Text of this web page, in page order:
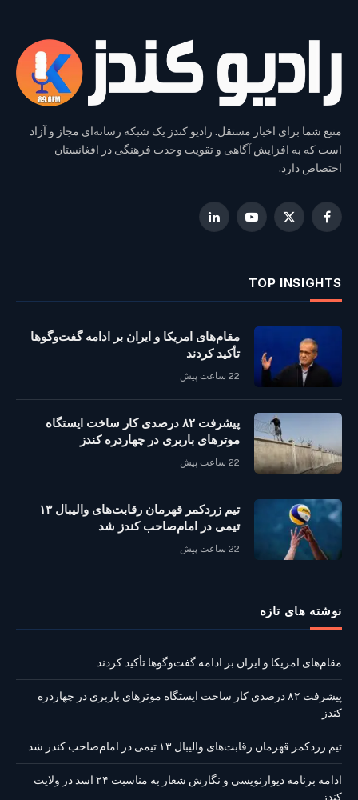
منبع شما برای اخبار مستقل. رادیو کندز یک شبکه رسانه‌ای مجاز و آزاد
است که به افزایش آگاهی و تقویت وحدت فرهنگی در افغانستان
اختصاص دارد.
Facebook
X
YouTube
LinkedIn
TOP INSIGHTS
مقام‌های امریکا و ایران بر ادامه گفت‌وگوها
تأکید کردند
22 ساعت پیش
پیشرفت ۸۲ درصدی کار ساخت ایستگاه
موترهای باربری در چهاردره کندز
22 ساعت پیش
تیم زردکمر قهرمان رقابت‌های والیبال ۱۳
تیمی در امام‌صاحب کندز شد
22 ساعت پیش
نوشته‌ های تازه
مقام‌های امریکا و ایران بر ادامه گفت‌وگوها تأکید کردند
پیشرفت ۸۲ درصدی کار ساخت ایستگاه موترهای باربری در چهاردره
کندز
تیم زردکمر قهرمان رقابت‌های والیبال ۱۳ تیمی در امام‌صاحب کندز شد
ادامه برنامه دیوارنویسی و نگارش شعار به مناسبت ۲۴ اسد در ولایت
کندز